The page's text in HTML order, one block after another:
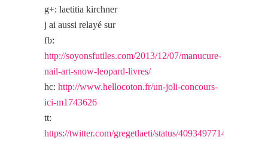
g+: laetitia kirchner
j ai aussi relayé sur
fb:
http://soyonsfutiles.com/2013/12/07/manucure-
nail-art-snow-leopard-livres/
hc: http://www.hellocoton.fr/un-joli-concours-
ici-m1743626
tt:
https://twitter.com/gregetlaeti/status/409349771418034177